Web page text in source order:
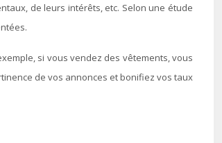
de leurs intérêts, etc. Selon une étude
si vous vendez des vêtements, vous
de vos annonces et bonifiez vos taux